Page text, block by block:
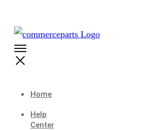
Home
Help
Center